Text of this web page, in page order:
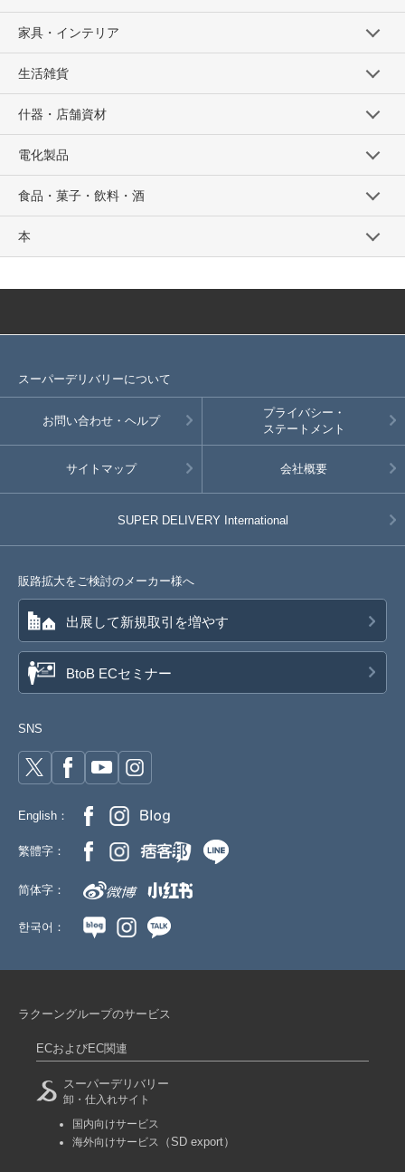
家具・インテリア
生活雑貨
什器・店舗資材
電化製品
食品・菓子・飲料・酒
本
スーパーデリバリーについて
お問い合わせ・ヘルプ
プライバシー・
ステートメント
サイトマップ 会社概要
SUPER DELIVERY International
販路拡大をご検討のメーカー様へ
出展して新規取引を増やす
BtoB ECセミナー
SNS
English：
繁體字：
简体字：
한국어：
ラクーングループのサービス
ECおよびEC関連
スーパーデリバリー
卸・仕入れサイト
国内向けサービス
海外向けサービス
（SD export）